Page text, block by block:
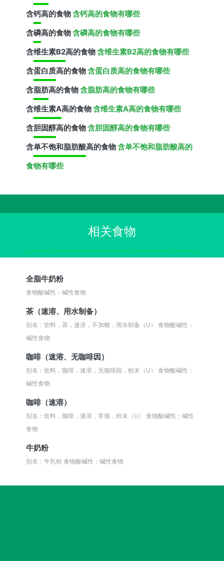
含钙高的食物含钙高的食物有哪些
含磷高的食物含磷高的食物有哪些
含维生素B2高的食物含维生素B2高的食物有哪些
含蛋白质高的食物含蛋白质高的食物有哪些
含脂肪高的食物含脂肪高的食物有哪些
含维生素A高的食物含维生素A高的食物有哪些
含胆固醇高的食物含胆固醇高的食物有哪些
含单不饱和脂肪酸高的食物含单不饱和脂肪酸高的
食物有哪些
相关食物
全脂牛奶粉
食物酸碱性：碱性食物
茶（速溶、用水制备）
别名：饮料，茶，速溶，不加糖，用水制备（U）食物酸碱性：
碱性食物
咖啡（速溶、无咖啡因）
别名：饮料，咖啡，速溶，无咖啡因，粉末（U）食物酸碱性：
碱性食物
咖啡（速溶）
别名：饮料，咖啡，速溶，常规，粉末（U）食物酸碱性：碱性
食物
牛奶粉
别名：牛乳粉食物酸碱性：碱性食物